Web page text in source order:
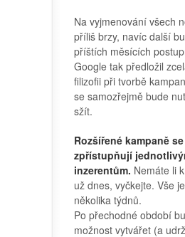
Na vyjmenování všech
příliš brzy, navíc další
příštích měsících
Google tak předložil
filizofii při tvorbě
se samozřejmě bude
sžít.
Rozšířené kampaně
zpřístupňují
inzerentům. Nemáte li
už dnes, vyčkejte. Vše
několika týdnů.
Po přechodné období
možnost vytvářet (a